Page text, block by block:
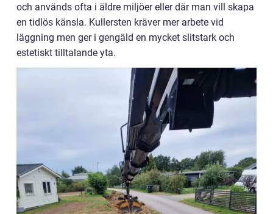
och används ofta i äldre miljöer eller där man vill skapa
en tidlös känsla. Kullersten kräver mer arbete vid
läggning men ger i gengäld en mycket slitstark och
estetiskt tilltalande yta.